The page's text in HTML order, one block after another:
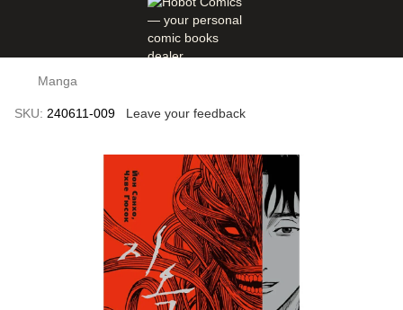
Manga
SKU: 240611-009 Leave your feedback